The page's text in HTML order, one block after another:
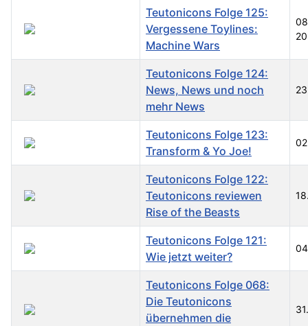
Teutonicons Folge 125:
Vergessene Toylines:
Machine Wars
Teutonicons Folge 124:
News, News und noch
mehr News
Teutonicons Folge 123:
Transform & Yo Joe!
Teutonicons Folge 122:
Teutonicons reviewen
Rise of the Beasts
Teutonicons Folge 121:
Wie jetzt weiter?
Teutonicons Folge 068:
Die Teutonicons
übernehmen die